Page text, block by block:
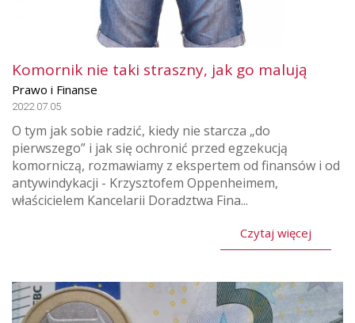
Komornik nie taki straszny, jak go malują
Prawo i Finanse
2022.07.05
O tym jak sobie radzić, kiedy nie starcza „do
pierwszego” i jak się ochronić przed egzekucją
komorniczą, rozmawiamy z ekspertem od finansów i od
antywindykacji - Krzysztofem Oppenheimem,
właścicielem Kancelarii Doradztwa Fina...
Czytaj więcej